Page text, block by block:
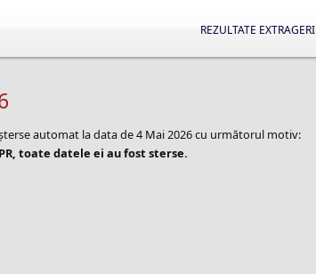
REZULTATE EXTRAGERI
automat la data de 4 Mai 2026 cu următorul motiv:
toate datele ei au fost sterse.